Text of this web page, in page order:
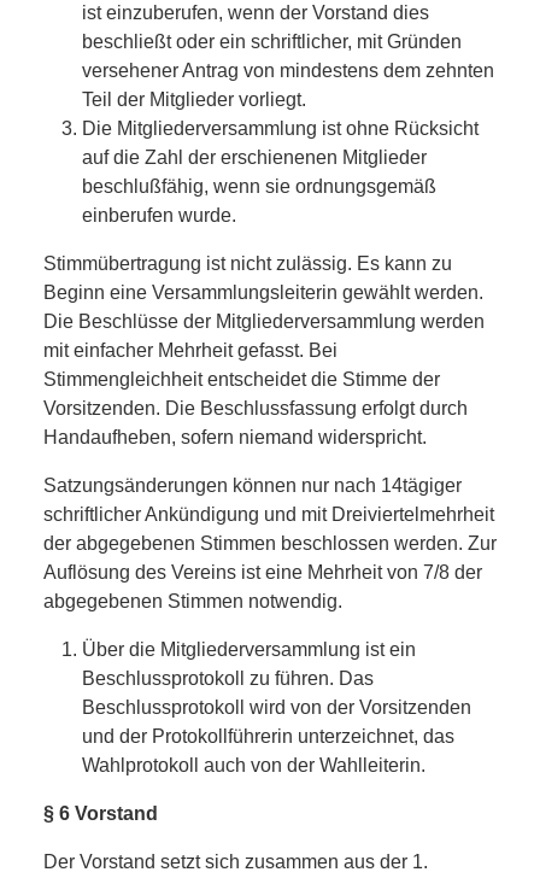
ist einzuberufen, wenn der Vorstand dies
beschließt oder ein schriftlicher, mit Gründen
versehener Antrag von mindestens dem zehnten
Teil der Mitglieder vorliegt.
Die Mitgliederversammlung ist ohne Rücksicht
auf die Zahl der erschienenen Mitglieder
beschlußfähig, wenn sie ordnungsgemäß
einberufen wurde.
Stimmübertragung ist nicht zulässig. Es kann zu
Beginn eine Versammlungsleiterin gewählt werden.
Die Beschlüsse der Mitgliederversammlung werden
mit einfacher Mehrheit gefasst. Bei
Stimmengleichheit entscheidet die Stimme der
Vorsitzenden. Die Beschlussfassung erfolgt durch
Handaufheben, sofern niemand widerspricht.
Satzungsänderungen können nur nach 14tägiger
schriftlicher Ankündigung und mit Dreiviertelmehrheit
der abgegebenen Stimmen beschlossen werden. Zur
Auflösung des Vereins ist eine Mehrheit von 7/8 der
abgegebenen Stimmen notwendig.
Über die Mitgliederversammlung ist ein
Beschlussprotokoll zu führen. Das
Beschlussprotokoll wird von der Vorsitzenden
und der Protokollführerin unterzeichnet, das
Wahlprotokoll auch von der Wahlleiterin.
§ 6 Vorstand
Der Vorstand setzt sich zusammen aus der 1.